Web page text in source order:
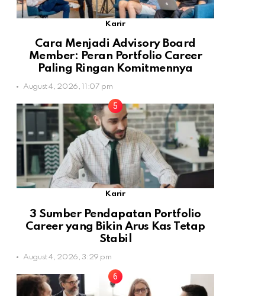
Karir
Cara Menjadi Advisory Board
Member: Peran Portfolio Career
Paling Ringan Komitmennya
August 4, 2026, 11:07 pm
Karir
3 Sumber Pendapatan Portfolio
Career yang Bikin Arus Kas Tetap
Stabil
August 4, 2026, 3:29 pm